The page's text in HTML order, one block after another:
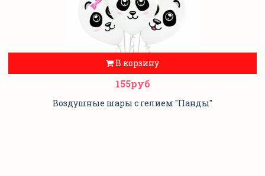
В корзину
155руб
Воздушные шары с гелием "Панды"